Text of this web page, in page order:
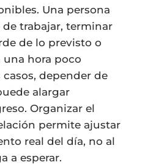
Una persona
trabajar, terminar
de lo previsto o
una hora poco
depender de
alargar
Organizar el
permite ajustar
real del día, no al
a esperar.